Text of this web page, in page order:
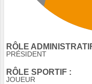
RÔLE
PRÉSIDENT
RÔLE SPORTIF :
JOUEUR